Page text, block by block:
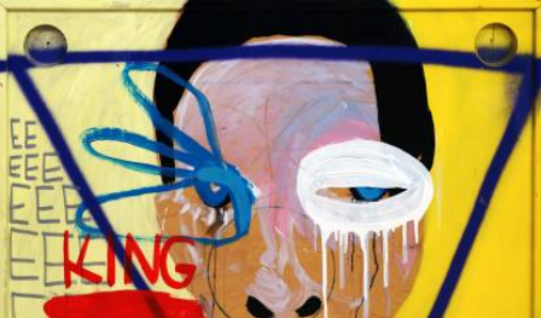
Skip to main content